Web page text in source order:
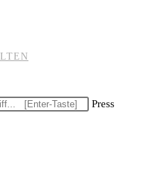
Press